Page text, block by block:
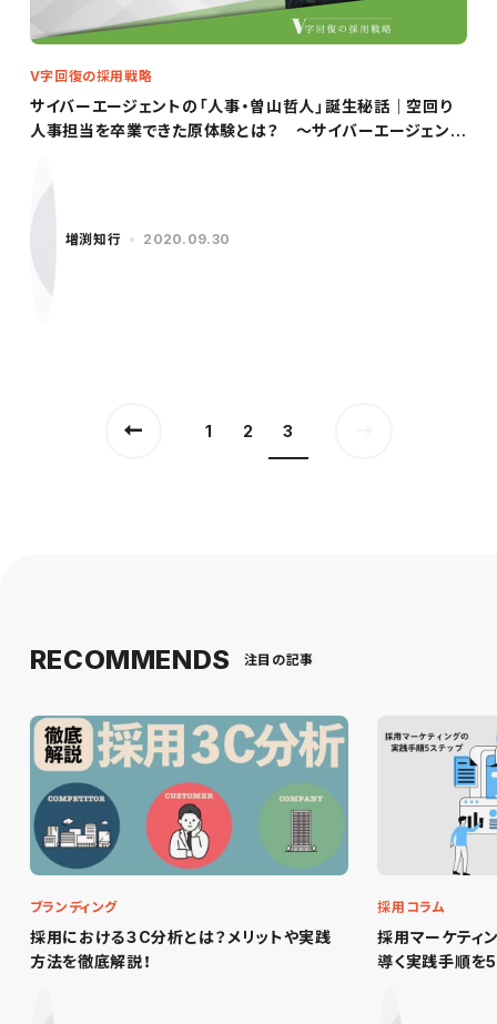
サイバーエージェントの「人事・曽山哲人」誕生秘話｜空回り
人事担当を卒業できた原体験とは？ ～サイバーエージェント
V字回復の採用戦略
増渕知行 2020.09.30
1 2 3
RECOMMENDS 注目の記事
採用における３C分析とは？メリットや実践
方法を徹底解説！
ブランディング
採用マーケティ
導く実践手順を
採用コラム